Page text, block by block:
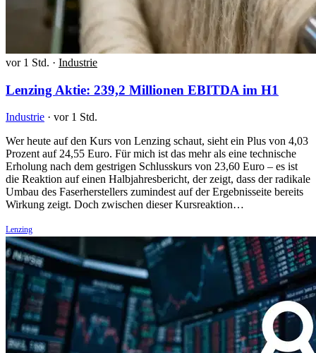
vor 1 Std. · Industrie
Lenzing Aktie: 239,2 Millionen EBITDA im H1
Industrie · vor 1 Std.
Wer heute auf den Kurs von Lenzing schaut, sieht ein Plus von 4,03
Prozent auf 24,55 Euro. Für mich ist das mehr als eine technische
Erholung nach dem gestrigen Schlusskurs von 23,60 Euro – es ist
die Reaktion auf einen Halbjahresbericht, der zeigt, dass der radikale
Umbau des Faserherstellers zumindest auf der Ergebnisseite bereits
Wirkung zeigt. Doch zwischen dieser Kursreaktion…
Lenzing